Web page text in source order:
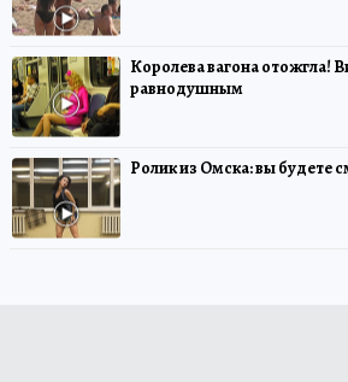
Королева вагона отожгла!
равнодушным
Ролик из Омска: вы будете